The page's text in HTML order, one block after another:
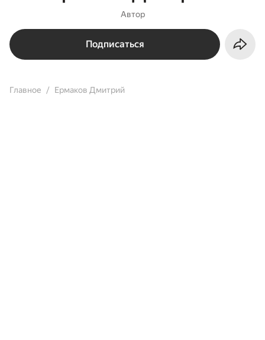
Автор
Подписаться
Главное Ермаков Дмитрий